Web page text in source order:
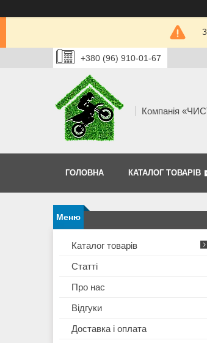
+380 (96) 910-01-67
Компанія
ГОЛОВНА КАТАЛОГ ТОВАРІВ
Каталог товарів
Статті
Про нас
Відгуки
Доставка і оплата